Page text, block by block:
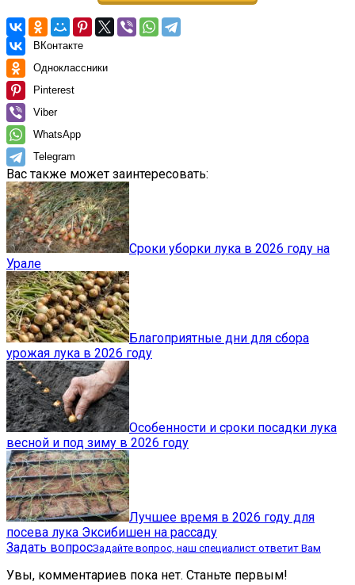
ВКонтакте
Одноклассники
Pinterest
Viber
WhatsApp
Telegram
Вас также может заинтересовать:
Сроки уборки лука в 2026 году на
Урале
Благоприятные дни для сбора
урожая лука в 2026 году
Особенности и сроки посадки лука
весной и под зиму в 2026 году
Лучшее время в 2026 году для
посева лука Эксибишен на рассаду
Задать вопросЗадайте вопрос, наш специалист ответит Вам
Увы, комментариев пока нет. Станьте первым!